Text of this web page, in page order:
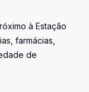
à Estação
farmácias,
de